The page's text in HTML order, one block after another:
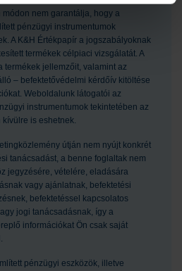
nem garantálja, hogy a
pénzügyi instrumentumok
A K&H Értékpapír a jogszabályoknak
termékek célpiaci vizsgálatát. A
termékek jellemzőit, valamint az
– befektetővédelmi kérdőív kitöltése
Weboldalunk látogatói az
instrumentumok tekintetében az
is eshetnek.
útján nem nyújt konkrét
tanácsadást, a benne foglaltak nem
jegyzésére, vételére, eladására
vagy ajánlatnak, befektetési
befektetéssel kapcsolatos
jogi tanácsadásnak, így a
információkat Ön csak saját
pénzügyi eszközök, illetve